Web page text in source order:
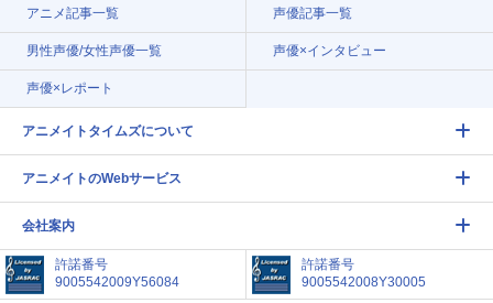
アニメ記事一覧 声優記事一覧
男性声優/女性声優一覧 声優×インタビュー
声優×レポート
アニメイトタイムズについて
アニメイトのWebサービス
会社案内
許諾番号
9005542009Y56084
許諾番号
9005542008Y30005